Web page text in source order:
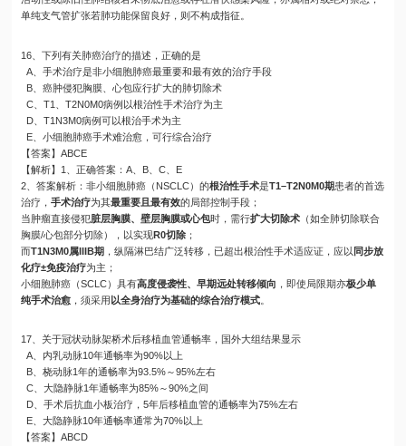
单纯支气管扩张若肺功能保留良好，则不构成指征。
16、下列有关肺癌治疗的描述，正确的是
A、手术治疗是非小细胞肺癌最重要和最有效的治疗手段
B、癌肿侵犯胸膜、心包应行扩大的肺切除术
C、T1、T2N0M0病例以根治性手术治疗为主
D、T1N3M0病例可以根治手术为主
E、小细胞肺癌手术难治愈，可行综合治疗
【答案】ABCE
【解析】1、正确答案：A、B、C、E
2、答案解析：非小细胞肺癌（NSCLC）的根治性手术是T1–T2N0M0期患者的首选
治疗，手术治疗为其最重要且最有效的局部控制手段；
当肿瘤直接侵犯脏层胸膜、壁层胸膜或心包时，需行扩大切除术 （如全肺切除联合
胸膜/心包部分切除），以实现R0切除 ；
而T1N3M0属IIIB期 ，纵隔淋巴结广泛转移，已超出根治性手术适应证，应以 同步放
化疗±免疫治疗为主；
小细胞肺癌（SCLC）具有高度侵袭性、早期远处转移倾向 ，即使局限期亦极少单
纯手术治愈 ，须采用 以全身治疗为基础的综合治疗模式
17、关于冠状动脉架桥术后移植血管通畅率，国外大组结果显示
A、内乳动脉10年通畅率为90%以上
B、桡动脉1年的通畅率为93.5%～95%左右
C、大隐静脉1年通畅率为85%～90%之间
D、手术后抗血小板治疗，5年后移植血管的通畅率为75%左右
E、大隐静脉10年通畅率通常为70%以上
【答案】ABCD